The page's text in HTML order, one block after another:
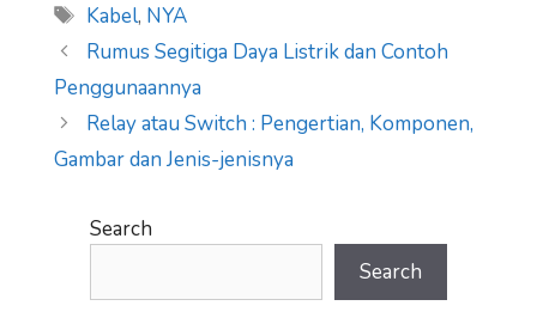
Tags
Kabel, NYA
Rumus Segitiga Daya Listrik dan Contoh
Penggunaannya
Relay atau Switch : Pengertian, Komponen,
Gambar dan Jenis-jenisnya
Search
Search